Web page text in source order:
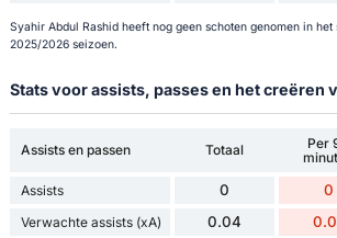
Syahir Abdul Rashid heeft nog geen schoten genomen in
2025/2026 seizoen.
Stats voor assists, passes en het creëren
Assists en passen Totaal
Per
Assists 0 0
Verwachte assists (xA) 0.04